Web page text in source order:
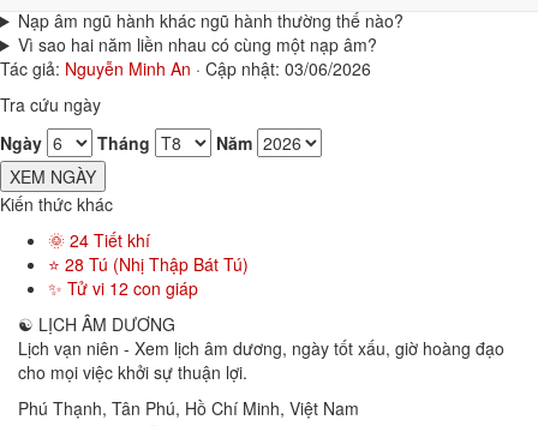
Nạp âm ngũ hành khác ngũ hành thường thế nào?
Vì sao hai năm liền nhau có cùng một nạp âm?
Tác giả: Nguyễn Minh An · Cập nhật: 03/06/2026
Tra cứu ngày
Ngày
Tháng
Năm
XEM NGÀY
Kiến thức khác
🌞 24 Tiết khí
⭐ 28 Tú (Nhị Thập Bát Tú)
✨ Tử vi 12 con giáp
☯ LỊCH ÂM DƯƠNG
Lịch vạn niên - Xem lịch âm dương, ngày tốt xấu, giờ hoàng đạo
cho mọi việc khởi sự thuận lợi.
Phú Thạnh, Tân Phú, Hồ Chí Minh, Việt Nam